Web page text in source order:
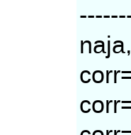
naja,